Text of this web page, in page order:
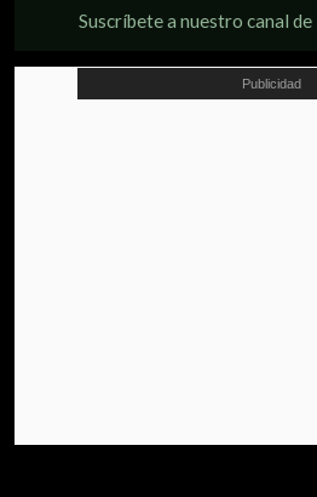
Suscríbete a nuestro canal de